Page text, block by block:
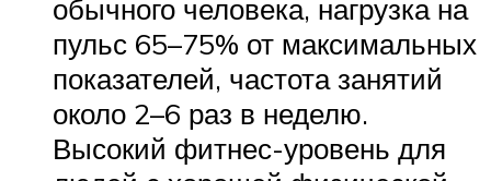
обычного человека, нагрузка на
пульс 65–75% от максимальных
показателей, частота занятий
около 2–6 раз в неделю.
Высокий фитнес-уровень для